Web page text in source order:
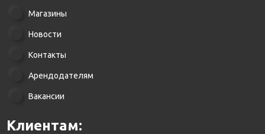
Магазины
Новости
Контакты
Арендодателям
Вакансии
Клиентам: